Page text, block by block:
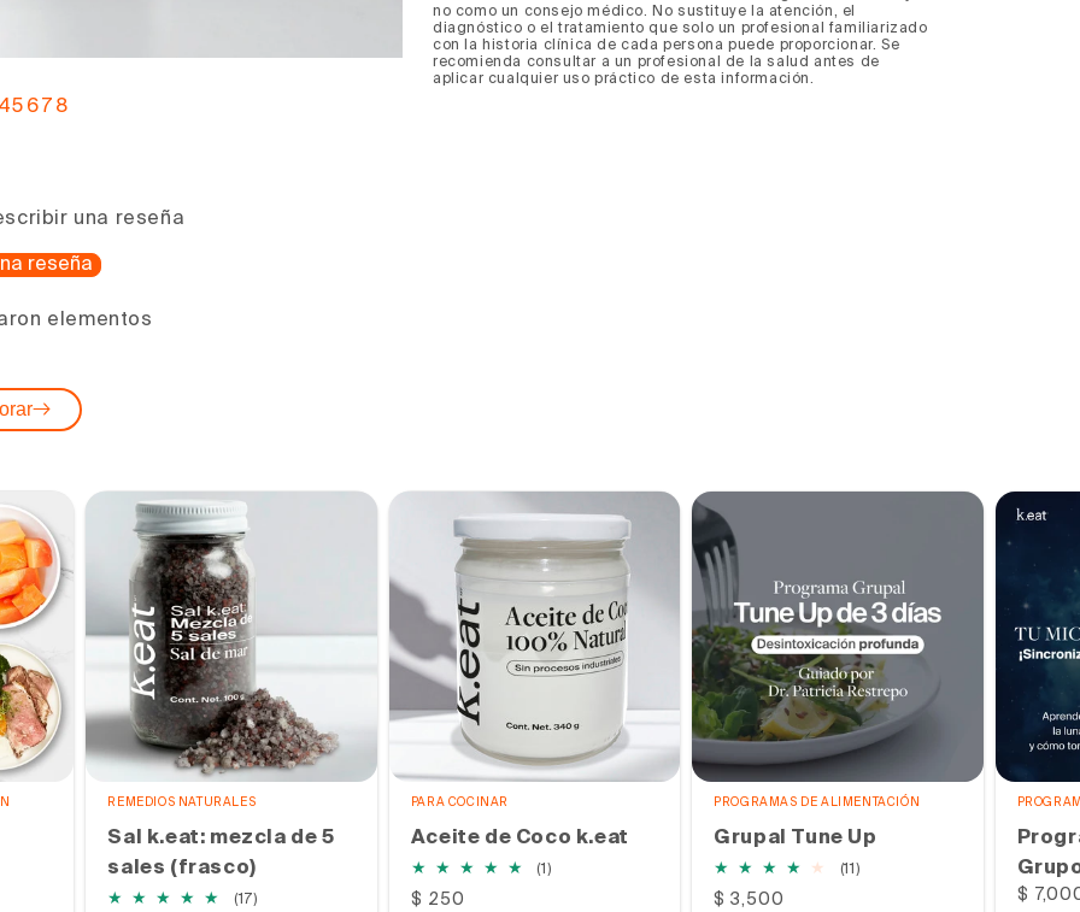
45 6 7 8
no como un consejo médico. No sustituye la atención, el
diagnóstico o el tratamiento que solo un profesional familiarizado
con la historia clínica de cada persona puede proporcionar. Se
recomienda consultar a un profesional de la salud antes de
aplicar cualquier uso práctico de esta información.
una reseña
reseña
elementos
REMEDIOS NATURALES
Sal k.eat: mezcla de 5
sales (frasco)
(17)17
PARA COCINAR
Aceite de Coco k.eat
(1)1
Precio
$ 250
PROGRAMAS DE ALIMENTACIÓN
Grupal Tune Up
(11)11
Precio
$ 3,500
Precio
$